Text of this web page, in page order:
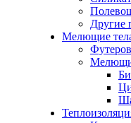
Другие
Мелющие